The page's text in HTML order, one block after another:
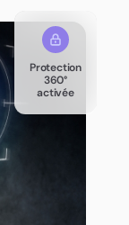
Protection
360°
activée